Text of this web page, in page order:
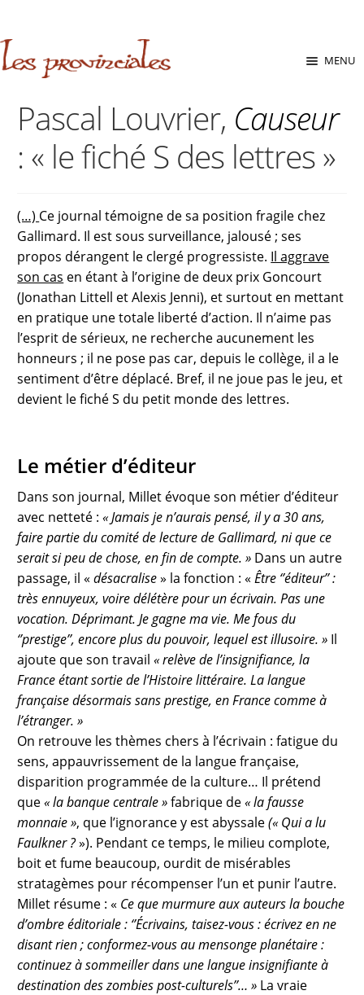
Aller
à
navigation
Aller
au
MENU
Pascal Louvrier, Causeur
: « le fiché S des lettres »
(…) Ce journal témoigne de sa position fragile chez
Gallimard. Il est sous surveillance, jalousé ; ses
propos dérangent le clergé progressiste. Il aggrave
son cas en étant à l’origine de deux prix Goncourt
(Jonathan Littell et Alexis Jenni), et surtout en mettant
en pratique une totale liberté d’action. Il n’aime pas
l’esprit de sérieux, ne recherche aucunement les
honneurs ; il ne pose pas car, depuis le collège, il a le
sentiment d’être déplacé. Bref, il ne joue pas le jeu, et
devient le fiché S du petit monde des lettres.
Le métier d’éditeur
Dans son journal, Millet évoque son métier d’éditeur
avec netteté :« Jamais je n’aurais pensé, il y a 30 ans,
faire partie du comité de lecture de Gallimard, ni que ce
serait si peu de chose, en fin de compte. » Dans un autre
passage, il «désacralise» la fonction : «Être ‘’éditeur’’ :
très ennuyeux, voire délétère pour un écrivain. Pas une
vocation. Déprimant. Je gagne ma vie. Me fous du
‘’prestige’’, encore plus du pouvoir, lequel est illusoire. » Il
ajoute que son travail« relève de l’insignifiance, la
France étant sortie de l’Histoire littéraire. La langue
française désormais sans prestige, en France comme à
l’étranger. »
On retrouve les thèmes chers à l’écrivain : fatigue du
sens, appauvrissement de la langue française,
disparition programmée de la culture… Il prétend
que« la banque centrale »fabrique de« la fausse
monnaie », que l’ignorance y est abyssale(« Qui a lu
Faulkner ?»). Pendant ce temps, le milieu complote,
boit et fume beaucoup, ourdit de misérables
stratagèmes pour récompenser l’un et punir l’autre.
Millet résume : « Ce que murmure aux auteurs la bouche
d’ombre éditoriale : ‘’Écrivains, taisez-vous : écrivez en ne
disant rien ; conformez-vous au mensonge planétaire :
continuez à sommeiller dans une langue insignifiante à
destination des zombies post-culturels’’… » La vraie